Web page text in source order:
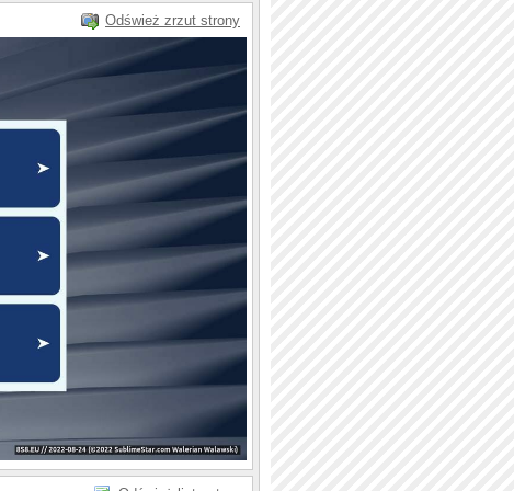
Odśwież zrzut strony